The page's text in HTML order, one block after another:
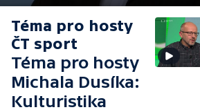
Téma pro hosty
ČT sport
Téma pro hosty
Michala Dusíka:
Kulturistika